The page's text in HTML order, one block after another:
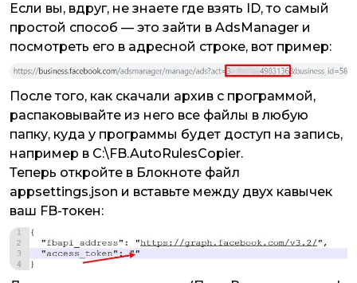
Если вы, вдруг, не знаете где взять ID, то самый
простой способ — это зайти в AdsManager и
посмотреть его в адресной строке, вот пример:
После того, как скачали архив с программой,
распаковывайте из него все файлы в любую
папку, куда у программы будет доступ на запись,
например в C:\FB.AutoRulesCopier.
Теперь откройте в Блокноте файл
appsettings.json и вставьте между двух кавычек
ваш FB-токен: